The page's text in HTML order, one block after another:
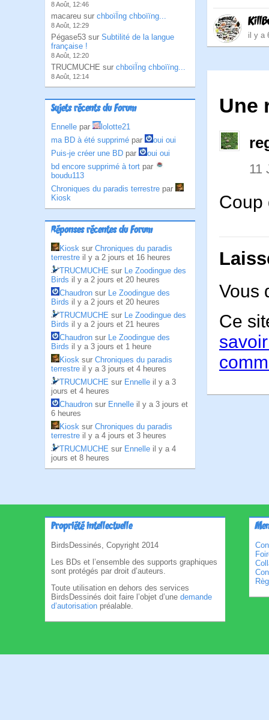
8 Août, 12:46
macareu sur chboïÏng chboïïng...
8 Août, 12:29
Pégase53 sur Subtilité de la langue
française !
8 Août, 12:20
TRUCMUCHE sur chboïÏng chboïïng...
8 Août, 12:14
Sujets récents du Forum
Ennelle par
lolotte21
ma BD à été supprimé par
oui oui
Puis-je créer une BD par
oui oui
bd encore supprimé à tort par
boudu113
Chroniques du paradis terrestre par
Kiosk
Réponses récentes du Forum
Kiosk sur Chroniques du paradis
terrestre il y a 2 jours et 16 heures
TRUCMUCHE sur Le Zoodingue des
Birds il y a 2 jours et 20 heures
Chaudron sur Le Zoodingue des
Birds il y a 2 jours et 20 heures
TRUCMUCHE sur Le Zoodingue des
Birds il y a 2 jours et 21 heures
Chaudron sur Le Zoodingue des
Birds il y a 3 jours et 1 heure
Kiosk sur Chroniques du paradis
terrestre il y a 3 jours et 4 heures
TRUCMUCHE sur Ennelle il y a 3
jours et 4 heures
Chaudron sur Ennelle il y a 3 jours et
6 heures
Kiosk sur Chroniques du paradis
terrestre il y a 4 jours et 3 heures
TRUCMUCHE sur Ennelle il y a 4
jours et 8 heures
il y a
Une
11
Coup
Vous
Ce
Propriété intellectuelle
BirdsDessinés, Copyright 2014
Les BDs et l’ensemble des supports graphiques
sont protégés par droit d’auteurs.
Toute utilisation en dehors des services
BirdsDessinés doit faire l’objet d’une demande
d’autorisation préalable.